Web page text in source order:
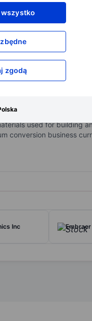
zgodą
dostęp do większej
late 2025 after being
used in heating,
used for building
conversion business
Inc